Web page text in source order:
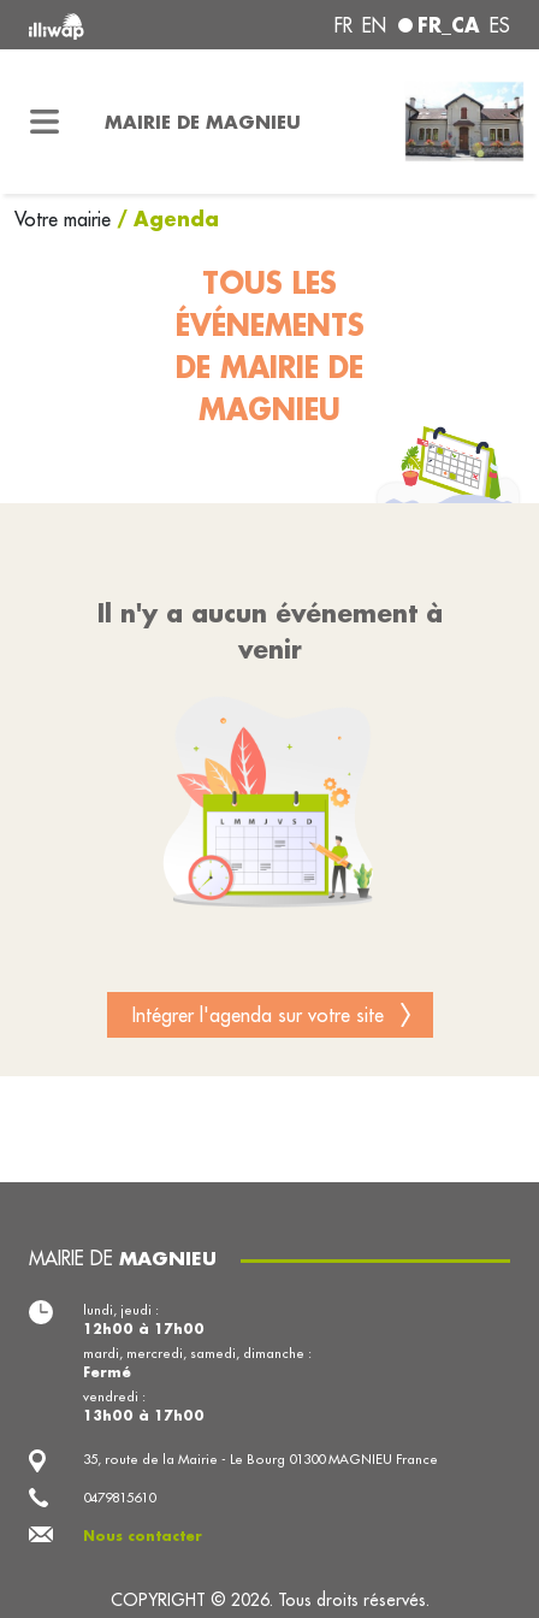
FR EN FR_CA ES
MAIRIE DE MAGNIEU
Votre mairie / Agenda
TOUS LES
ÉVÉNEMENTS
DE MAIRIE DE
MAGNIEU
Il n'y a aucun événement à
venir
Intégrer l'agenda sur votre site
MAIRIE DE MAGNIEU
35, route de la Mairie - Le Bourg 01300 MAGNIEU France
0479815610
Nous contacter
lundi, jeudi :
12h00 à 17h00
mardi, mercredi, samedi, dimanche :
Fermé
vendredi :
13h00 à 17h00
COPYRIGHT © 2026. Tous droits réservés.